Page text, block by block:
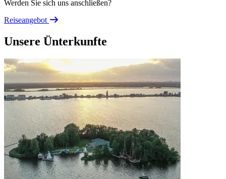
Werden Sie sich uns anschließen?
Reiseangebot
Unsere Ünterkunfte